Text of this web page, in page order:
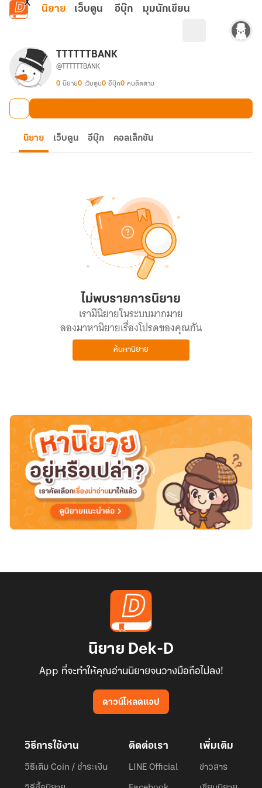
ข้ามไปยังเนื้อหาหลัก
นิยาย เว็บตูน อีบุ๊ก มุมนักเขียน
TTTTTTBANK
@TTTTTTBANK
0 นิยาย0 เว็บตูน0 อีบุ๊ก0 คนติดตาม
นิยาย เว็บตูน อีบุ๊ก คอลเล็กชัน
ไม่พบรายการนิยาย
เรามีนิยายในระบบมากมาย
ลองมาหานิยายเรื่องโปรดของคุณกัน
ค้นหานิยาย
นิยาย Dek-D
App ที่จะทำให้คุณอ่านนิยายจนวางมือถือไม่ลง!
ดาวน์โหลดแอป
วิธีการใช้งาน
วิธีเติม Coin / ชำระเงิน
ติดต่อเรา
LINE Official
เพิ่มเติม
ข่าวสาร